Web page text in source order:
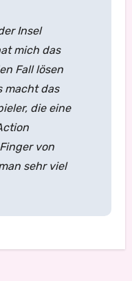
Insel
mich das
Fall lösen
macht das
die eine
von
sehr viel